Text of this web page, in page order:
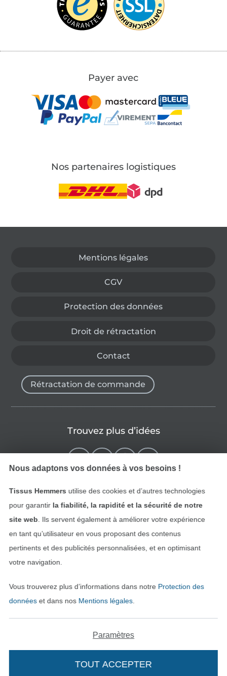
Payer avec
Nos partenaires logistiques
Mentions légales
CGV
Protection des données
Droit de rétractation
Contact
Rétractation de commande
Trouvez plus d’idées
Deutsch
Nous adaptons vos données à vos besoins !
Tissus Hemmers utilise des cookies et d’autres technologies
pour garantir la fiabilité, la rapidité et la sécurité de notre
site web . Ils servent également à améliorer votre expérience
en tant qu’utilisateur en vous proposant des contenus
pertinents et des publicités personnalisées, et en optimisant
votre navigation.
Vous trouverez plus d’informations dans notre Protection des
donnéeset dans nos Mentions légales.
Paramètres
TOUT ACCEPTER